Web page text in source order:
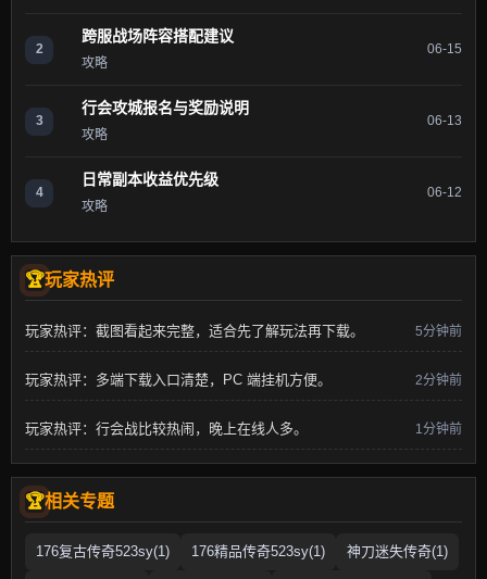
2
跨服战场阵容搭配建议
攻略
06-15
3
行会攻城报名与奖励说明
攻略
06-13
4
日常副本收益优先级
攻略
06-12
玩家热评
玩家热评：截图看起来完整，适合先了解玩法再下载。 5分钟前
玩家热评：多端下载入口清楚，PC 端挂机方便。 2分钟前
玩家热评：行会战比较热闹，晚上在线人多。 1分钟前
相关专题
176复古传奇523sy(1) 176精品传奇523sy(1) 神刀迷失传奇(1)